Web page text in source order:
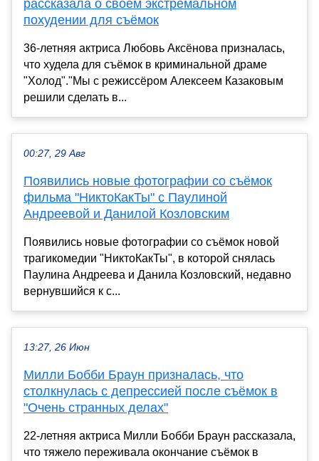
рассказала о своём экстремальном
похудении для съёмок
36-летняя актриса Любовь Аксёнова призналась,
что худела для съёмок в криминальной драме
"Холод"."Мы с режиссёром Алексеем Казаковым
решили сделать в...
00:27, 29 Авг
Появились новые фотографии со съёмок
фильма "НиктоКакТы" с Паулиной
Андреевой и Данилой Козловским
Появились новые фотографии со съёмок новой
трагикомедии "НиктоКакТы", в которой снялась
Паулина Андреева и Данила Козловский, недавно
вернувшийся к с...
13:27, 26 Июн
Милли Бобби Браун призналась, что
столкнулась с депрессией после съёмок в
"Очень странных делах"
22-летняя актриса Милли Бобби Браун рассказала,
что тяжело переживала окончание съёмок в